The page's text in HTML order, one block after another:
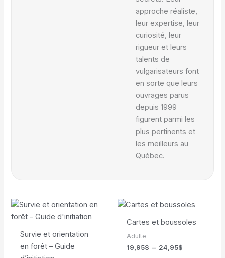
approche réaliste,
leur expertise, leur
curiosité, leur
rigueur et leurs
talents de
vulgarisateurs font
en sorte que leurs
ouvrages parus
depuis 1999
figurent parmi les
plus pertinents et
les meilleurs au
Québec.
Survie et orientation
en forêt – Guide
Cartes et boussoles
Adulte
19,95$ – 24,95$Plage